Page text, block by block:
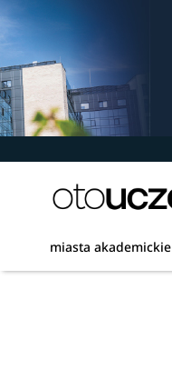
miasta akademickie